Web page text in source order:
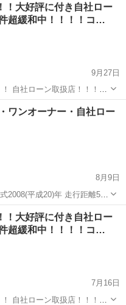
ばかりの方！！ ★現在パー
！大好評に付き自社ロー
超緩和中！！！！コ…
9月27日
ど
ばかりの方！！ ★現在パー
ワンオーナー・自社ロー
8月9日
！大好評に付き自社ロー
超緩和中！！！！コ…
7月16日
ど